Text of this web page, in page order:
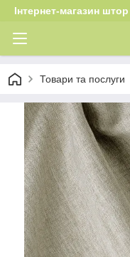
Інтернет-магазин
Товари та послуги